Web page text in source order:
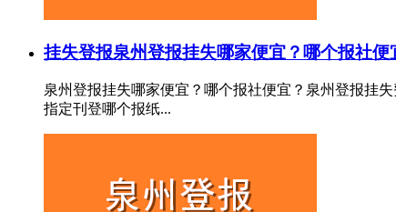
挂失登报泉州登报挂失哪家便宜？哪个报社便
泉州登报挂失哪家便宜？哪个报社便宜？泉州登报挂
指定刊登哪个报纸...